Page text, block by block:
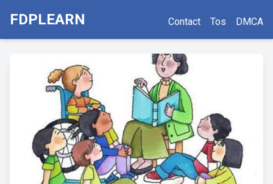
FDPLEARN Contact Tos DMCA